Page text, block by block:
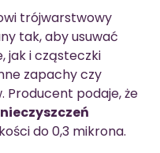
trójwarstwowy
tak, aby usuwać
jak i cząsteczki
zapachy czy
Producent podaje, że
do 0,3 mikrona.